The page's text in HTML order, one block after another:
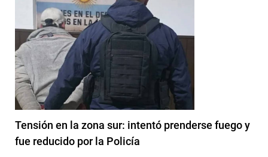
Tensión en la zona sur: intentó prenderse fuego y
fue reducido por la Policía